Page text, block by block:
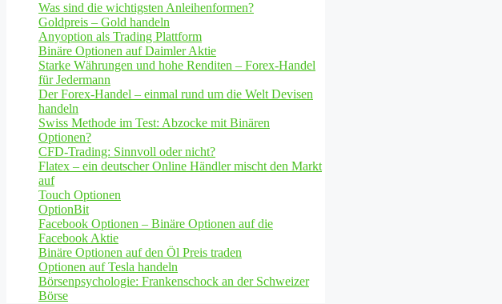
Was sind die wichtigsten Anleihenformen?
Goldpreis – Gold handeln
Anyoption als Trading Plattform
Binäre Optionen auf Daimler Aktie
Starke Währungen und hohe Renditen – Forex-Handel
für Jedermann
Der Forex-Handel – einmal rund um die Welt Devisen
handeln
Swiss Methode im Test: Abzocke mit Binären
Optionen?
CFD-Trading: Sinnvoll oder nicht?
Flatex – ein deutscher Online Händler mischt den Markt
auf
Touch Optionen
OptionBit
Facebook Optionen – Binäre Optionen auf die
Facebook Aktie
Binäre Optionen auf den Öl Preis traden
Optionen auf Tesla handeln
Börsenpsychologie: Frankenschock an der Schweizer
Börse